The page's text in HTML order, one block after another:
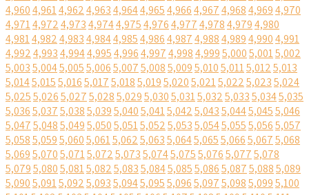
4,9604,9614,9624,9634,9644,9654,9664,9674,9684,9694,970
4,9714,9724,9734,9744,9754,9764,9774,9784,9794,980
4,9814,9824,9834,9844,9854,9864,9874,9884,9894,9904,991
4,9924,9934,9944,9954,9964,9974,9984,9995,0005,0015,002
5,0035,0045,0055,0065,0075,0085,0095,0105,0115,0125,013
5,0145,0155,0165,0175,0185,0195,0205,0215,0225,0235,024
5,0255,0265,0275,0285,0295,0305,0315,0325,0335,0345,035
5,0365,0375,0385,0395,0405,0415,0425,0435,0445,0455,046
5,0475,0485,0495,0505,0515,0525,0535,0545,0555,0565,057
5,0585,0595,0605,0615,0625,0635,0645,0655,0665,0675,068
5,0695,0705,0715,0725,0735,0745,0755,0765,0775,078
5,0795,0805,0815,0825,0835,0845,0855,0865,0875,0885,089
5,0905,0915,0925,0935,0945,0955,0965,0975,0985,0995,100